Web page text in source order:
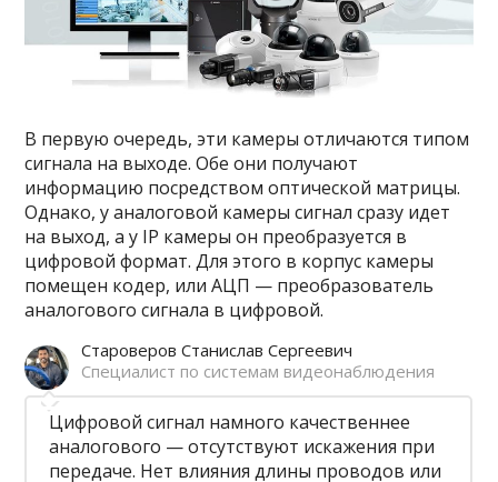
В первую очередь, эти камеры отличаются типом
сигнала на выходе. Обе они получают
информацию посредством оптической матрицы.
Однако, у аналоговой камеры сигнал сразу идет
на выход, а у IP камеры он преобразуется в
цифровой формат. Для этого в корпус камеры
помещен кодер, или АЦП — преобразователь
аналогового сигнала в цифровой.
Староверов Станислав Сергеевич
Специалист по системам видеонаблюдения
Цифровой сигнал намного качественнее
аналогового — отсутствуют искажения при
передаче. Нет влияния длины проводов или